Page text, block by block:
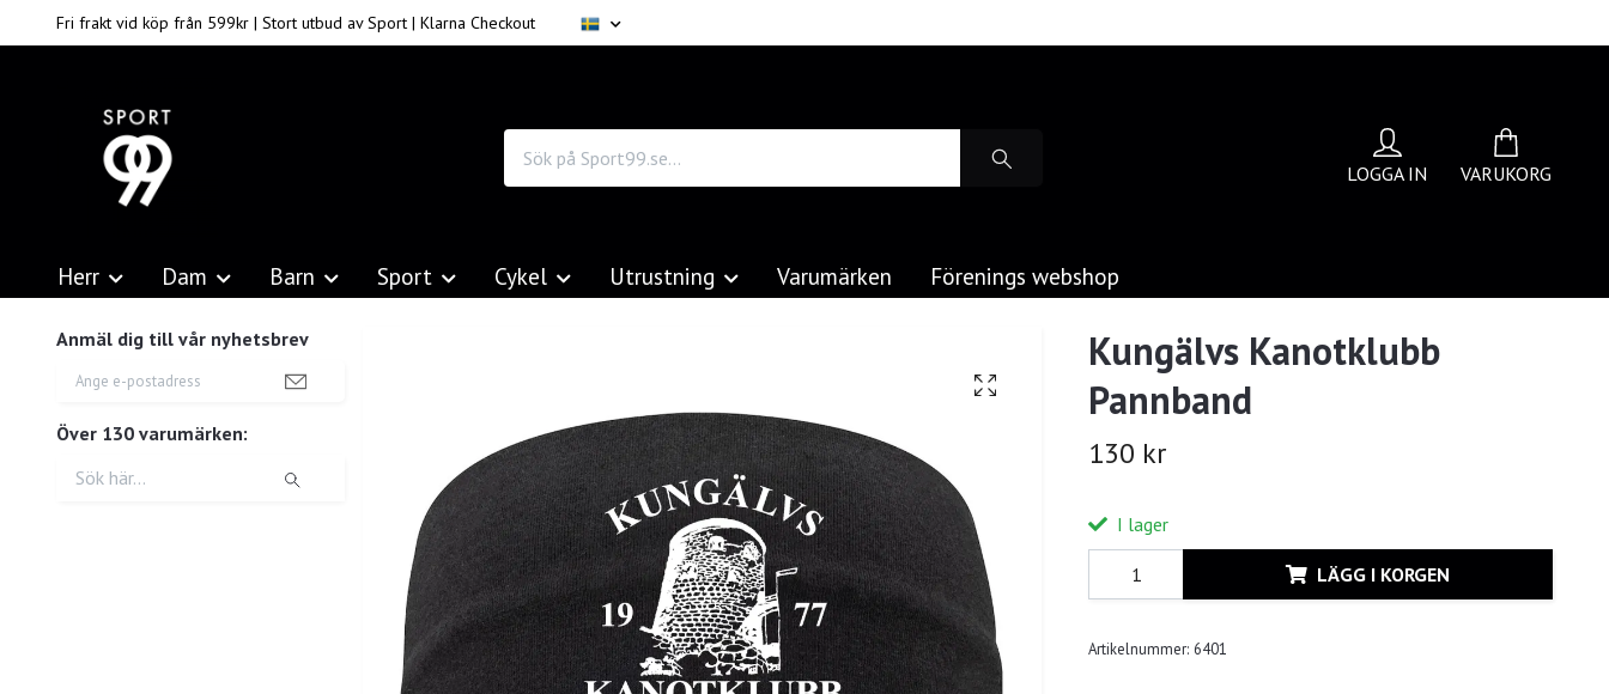
Fri frakt vid köp från 599kr | Stort utbud av Sport | Klarna Checkout
LOGGA IN VARUKORG
Herr Dam Barn Sport Cykel Utrustning Varumärken Förenings webshop
Anmäl dig till vår nyhetsbrev
Över 130 varumärken:
Kungälvs Kanotklubb
Pannband
130 kr
I lager
LÄGG I KORGEN
Artikelnummer: 6401